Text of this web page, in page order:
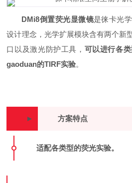
DMi8倒置荧光显微镜是徕卡光
设计理念，光学扩展模块含有两个新
口以及激光防护工具， 可以进行各
gaoduan的TIRF实验。
► 方案特点
适配各类型的荧光实验。